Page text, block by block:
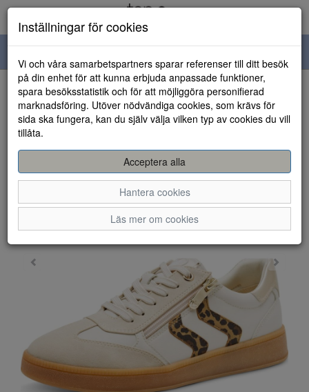
navigation
HEM
Inställningar för cookies
Vi och våra samarbetspartners sparar referenser till ditt besök
på din enhet för att kunna erbjuda anpassade funktioner,
spara besöksstatistik och för att möjliggöra personifierad
marknadsföring. Utöver nödvändiga cookies, som krävs för
sida ska fungera, kan du själv välja vilken typ av cookies du vill
tillåta.
Acceptera alla
Hantera cookies
Läs mer om cookies